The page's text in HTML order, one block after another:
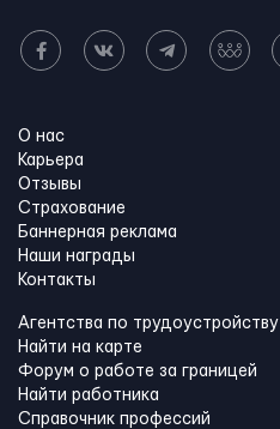
О нас
Карьера
Отзывы
Страхование
Баннерная реклама
Наши награды
Контакты
Агентства по трудоустройству
Найти на карте
Форум о работе за границей
Найти работника
Справочник профессий